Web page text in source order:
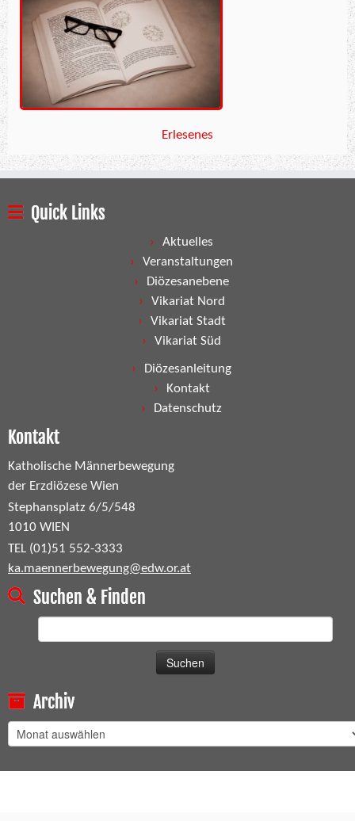
Erlesenes
Quick Links
Aktuelles
Veranstaltungen
Diözesanebene
Vikariat Nord
Vikariat Stadt
Vikariat Süd
Diözesanleitung
Kontakt
Datenschutz
Kontakt
Katholische Männerbewegung
der Erzdiözese Wien
Stephansplatz 6/5/548
1010 WIEN
TEL (01)51 552-3333
ka.maennerbewegung@edw.or.at
Suchen & Finden
Archiv
Archiv